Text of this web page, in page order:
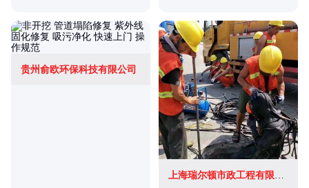
贵州俞欧环保科技有限公司